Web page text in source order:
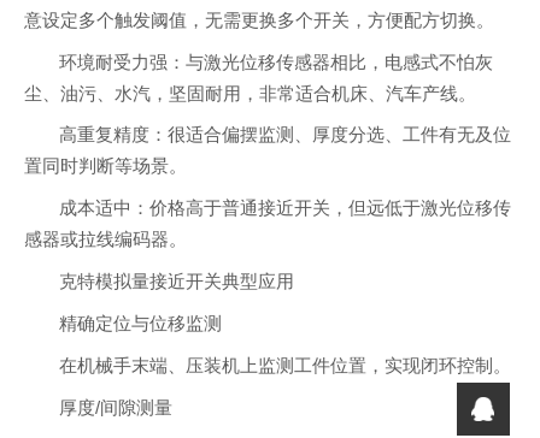
意设定多个触发阈值，无需更换多个开关，方便配方切换。
环境耐受力强：与激光位移传感器相比，电感式不怕灰
尘、油污、水汽，坚固耐用，非常适合机床、汽车产线。
高重复精度：很适合偏摆监测、厚度分选、工件有无及位
置同时判断等场景。
成本适中：价格高于普通接近开关，但远低于激光位移传
感器或拉线编码器。
克特模拟量接近开关典型应用
精确定位与位移监测
在机械手末端、压装机上监测工件位置，实现闭环控制。
厚度/间隙测量